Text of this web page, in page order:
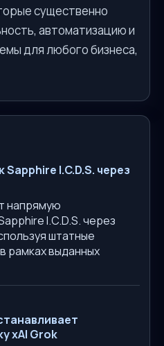
существенно
автоматизацию и
для любого бизнеса,
I.C.D.S. через
напрямую
I.C.D.S. через
штатные
рамках выданных
xAI Grok